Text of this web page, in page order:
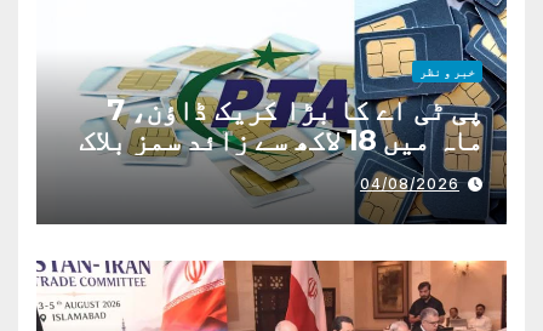
خبر و نظر
پی ٹی اے کا بڑا کریک ڈاؤن، 7
ماہ میں 18 لاکھ سے زائد سمز بلاک
04/08/2026